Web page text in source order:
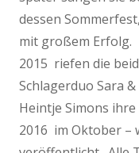
dessen
mit großem Erfolg.
2015 riefen die
Schlagerduo Sara
Heintje Simons
2016 im Oktober –